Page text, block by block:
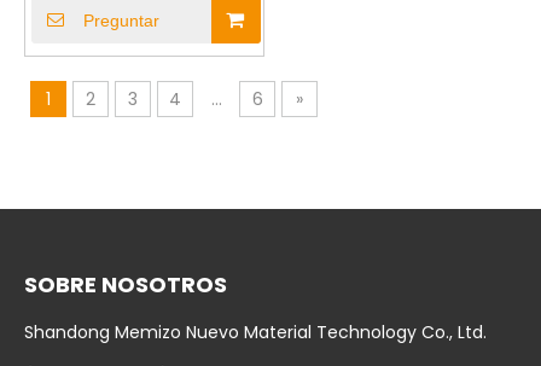
Preguntar
1 2 3 4 ... 6 »
SOBRE NOSOTROS
Shandong Memizo Nuevo Material Technology Co., Ltd.